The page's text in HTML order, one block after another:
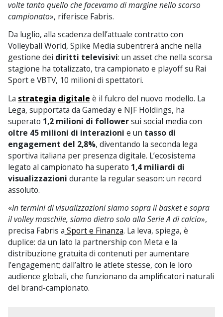
volte tanto quello che facevamo di margine nello scorso
campionato», riferisce Fabris.
Da luglio, alla scadenza dell’attuale contratto con
Volleyball World, Spike Media subentrerà anche nella
gestione dei diritti televisivi: un asset che nella scorsa
stagione ha totalizzato, tra campionato e playoff su Rai
Sport e VBTV, 10 milioni di spettatori.
La strategia digitale è il fulcro del nuovo modello. La
Lega, supportata da Gameday e NJF Holdings, ha
superato 1,2 milioni di followersui social media con
oltre 45 milioni di interazioni e un tasso di
engagement del 2,8%, diventando la seconda lega
sportiva italiana per presenza digitale. L’ecosistema
legato al campionato ha superato 1,4 miliardi di
visualizzazioni durante la regular season: un record
assoluto.
«In termini di visualizzazioni siamo sopra il basket e sopra
il volley maschile, siamo dietro solo alla Serie A di calcio»,
precisa Fabris a Sport e Finanza. La leva, spiega, è
duplice: da un lato la partnership con Meta e la
distribuzione gratuita di contenuti per aumentare
l’engagement; dall’altro le atlete stesse, con le loro
audience globali, che funzionano da amplificatori naturali
del brand-campionato.